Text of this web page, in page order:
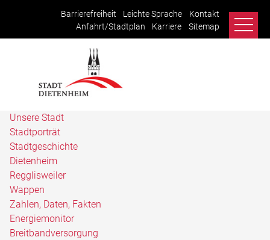
Barrierefreiheit Leichte Sprache
Kontakt
Anfahrt/Stadtplan
Karriere Sitemap
Unsere Stadt
Stadtporträt
Stadtgeschichte
Dietenheim
Regglisweiler
Wappen
Zahlen, Daten, Fakten
Energiemonitor
Breitbandversorgung